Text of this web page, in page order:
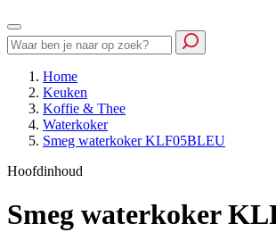
Home
Keuken
Koffie & Thee
Waterkoker
Smeg waterkoker KLF05BLEU
Hoofdinhoud
Smeg waterkoker